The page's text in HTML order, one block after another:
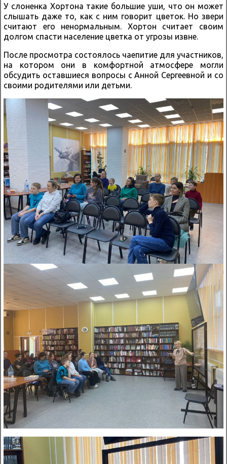
У слоненка Хортона такие большие уши, что он может
слышать даже то, как с ним говорит цветок. Но звери
считают его ненормальным. Хортон считает своим
долгом спасти население цветка от угрозы извне.
После просмотра состоялось чаепитие для участников,
на котором они в комфортной атмосфере могли
обсудить оставшиеся вопросы с Анной Сергеевной и со
своими родителями или детьми.